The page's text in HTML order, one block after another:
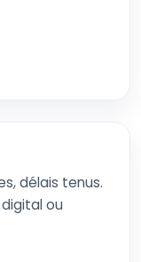
délais tenus.
ou